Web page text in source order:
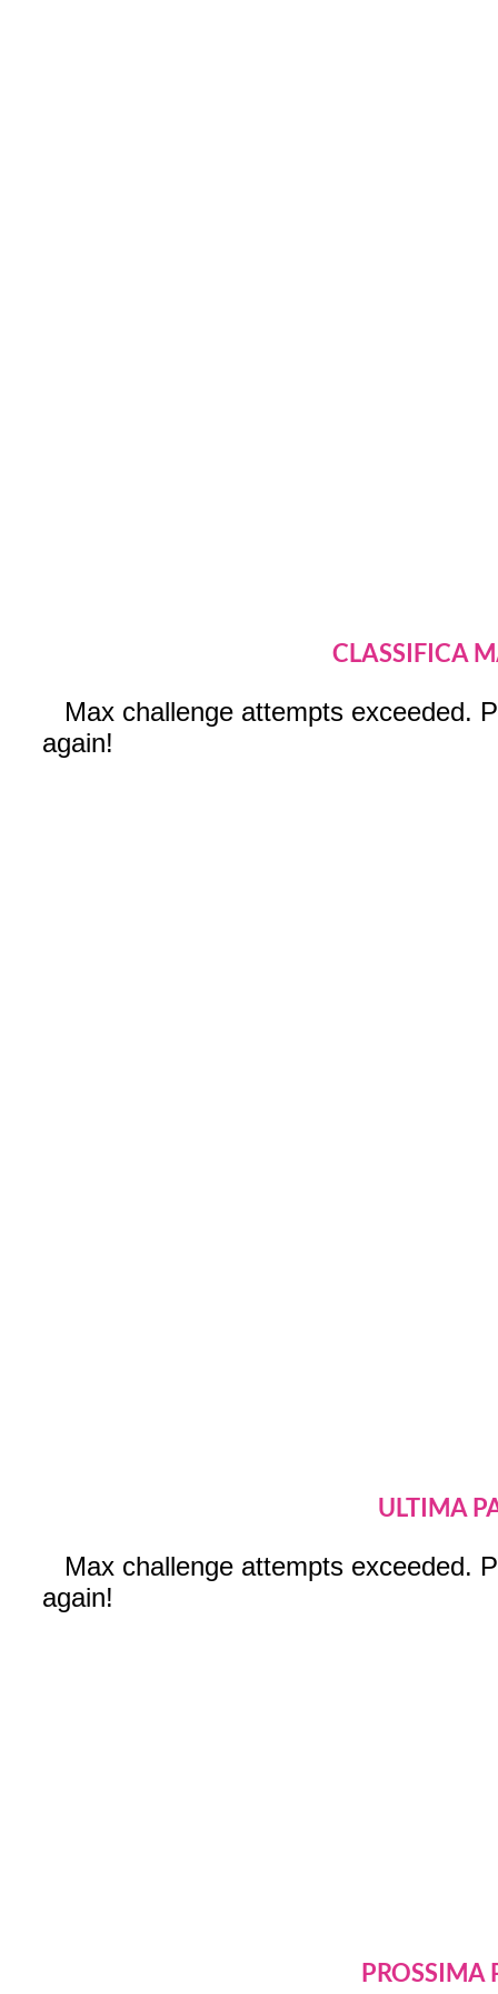
CLASSIFICA
ULTIMA
PROSSIMA